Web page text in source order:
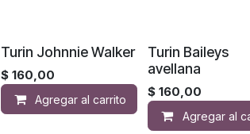
Turin Johnnie Walker
$ 160,00
Agregar al carrito
Turin Baileys
avellana
$160,00
Agregar al